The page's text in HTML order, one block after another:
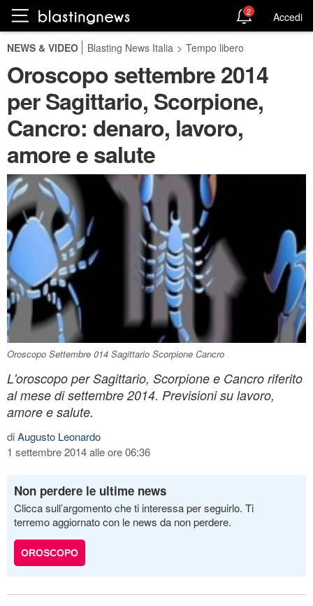
2 Accedi
NEWS & VIDEO Blasting News Italia > Tempo libero
Oroscopo settembre 2014
per Sagittario, Scorpione,
Cancro: denaro, lavoro,
amore e salute
Oroscopo Settembre 014 Sagittario Scorpione Cancro
L'oroscopo per Sagittario, Scorpione e Cancro riferito
al mese di settembre 2014. Previsioni su lavoro,
amore e salute.
diAugusto Leonardo
1 settembre 2014 alle ore 06:36
Non perdere le ultime news
Clicca sull’argomento che ti interessa per seguirlo. Ti
terremo aggiornato con le news da non perdere.
OROSCOPO